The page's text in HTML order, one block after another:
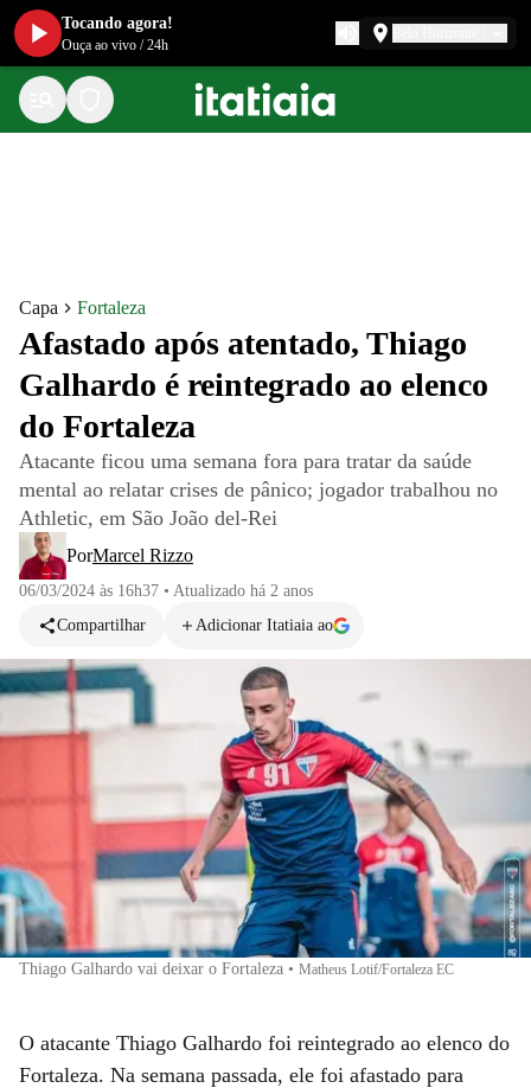
Capa Fortaleza
Afastado após atentado, Thiago
Galhardo é reintegrado ao elenco
do Fortaleza
Atacante ficou uma semana fora para tratar da saúde
mental ao relatar crises de pânico; jogador trabalhou no
Athletic, em São João del-Rei
PorMarcel Rizzo
06/03/2024 às 16h37 • Atualizado há 2 anos
Compartilhar
Adicionar Itatiaia ao
Thiago Galhardo vai deixar o Fortaleza • Matheus Lotif/Fortaleza EC
O atacante Thiago Galhardo foi reintegrado ao elenco do
Fortaleza. Na semana passada, ele foi afastado para
Tocando agora!
Ouça ao vivo /24h